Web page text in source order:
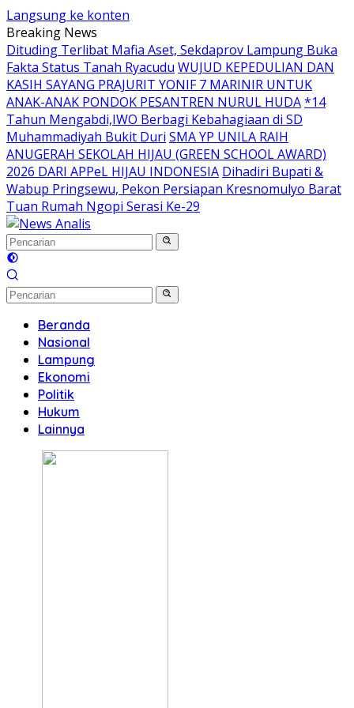
Langsung ke konten
Breaking News
Dituding Terlibat Mafia Aset, Sekdaprov Lampung Buka
Fakta Status Tanah Ryacudu WUJUD KEPEDULIAN DAN
KASIH SAYANG PRAJURIT YONIF 7 MARINIR UNTUK
ANAK-ANAK PONDOK PESANTREN NURUL HUDA*14
Tahun Mengabdi,IWO Berbagi Kebahagiaan di SD
Muhammadiyah Bukit Duri SMA YP UNILA RAIH
ANUGERAH SEKOLAH HIJAU (GREEN SCHOOL AWARD)
2026 DARI APPeL HIJAU INDONESIA Dihadiri Bupati &
Wabup Pringsewu, Pekon Persiapan Kresnomulyo Barat
Tuan Rumah Ngopi Serasi Ke-29
Beranda
Nasional
Lampung
Ekonomi
Politik
Hukum
Lainnya